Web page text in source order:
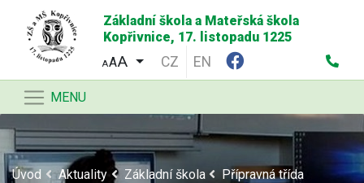
Základní škola a Mateřská škola
Kopřivnice, 17. listopadu 1225
AA CZ EN
MENU
Úvod Aktuality Základní škola Přípravná třída